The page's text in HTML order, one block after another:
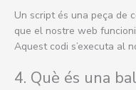
Un script és una peça de
que el nostre web
Aquest codi s’executa al
4. Què és una